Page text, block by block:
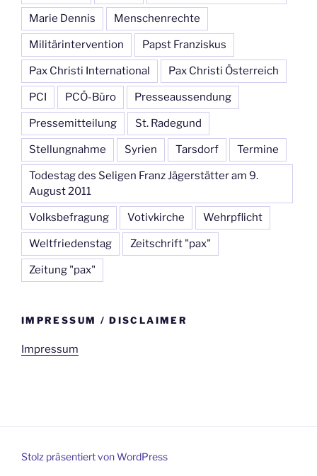
Marie Dennis Menschenrechte
Militärintervention Papst Franziskus
Pax Christi International Pax Christi Österreich
PCI PCÖ-Büro Presseaussendung
Pressemitteilung St. Radegund
Stellungnahme Syrien Tarsdorf Termine
Todestag des Seligen Franz Jägerstätter am 9.
August 2011
Volksbefragung Votivkirche Wehrpflicht
Weltfriedenstag Zeitschrift "pax"
Zeitung "pax"
IMPRESSUM / DISCLAIMER
Impressum
Stolz präsentiert von WordPress